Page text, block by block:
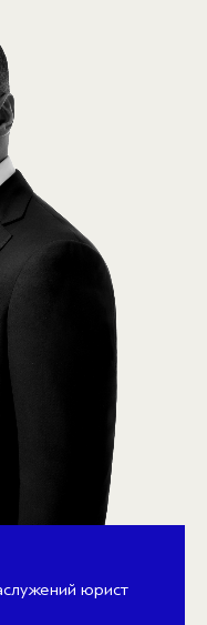
юрист